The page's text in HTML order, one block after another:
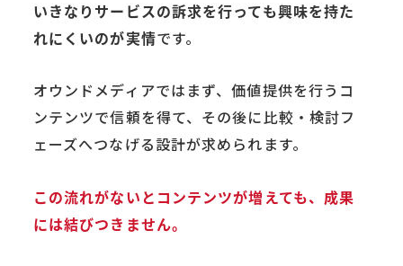
いきなりサービスの訴求を行っても興味を持た
れにくいのが実情です。
オウンドメディアではまず、価値提供を行うコ
ンテンツで信頼を得て、その後に比較・検討フ
ェーズへつなげる設計が求められます。
この流れがないとコンテンツが増えても、成果
には結びつきません。